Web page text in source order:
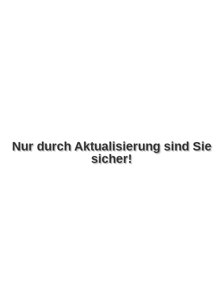
Nur durch Aktualisierung sind Sie
sicher!